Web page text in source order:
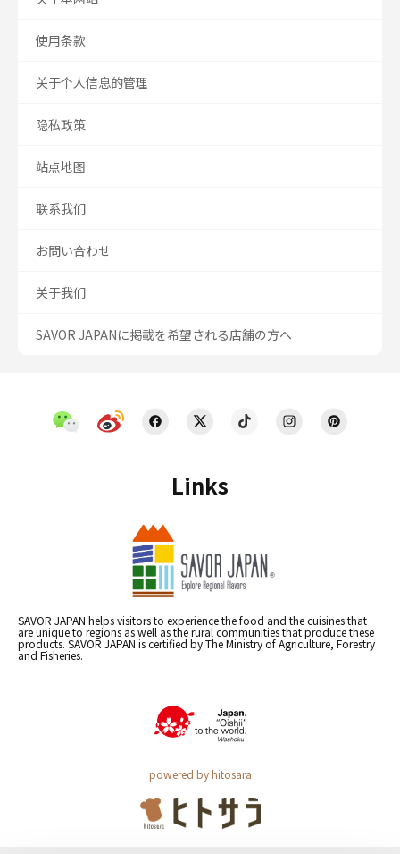
Links
SAVOR JAPAN helps visitors to experience the food and the cuisines that
are unique to regions as well as the rural communities that produce these
products. SAVOR JAPAN is certified by The Ministry of Agriculture, Forestry
and Fisheries.
powered by hitosara
使用条款
关于个人信息的管理
隐私政策
站点地图
联系我们
お問い合わせ
关于我们
SAVOR JAPANに掲載を希望される店舗の方へ